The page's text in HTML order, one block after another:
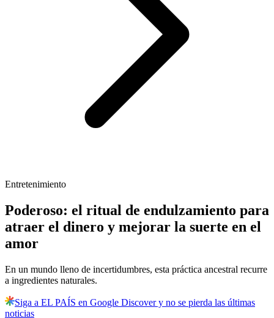
Entretenimiento
Poderoso: el ritual de endulzamiento para
atraer el dinero y mejorar la suerte en el
amor
En un mundo lleno de incertidumbres, esta práctica ancestral recurre
a ingredientes naturales.
Siga a EL PAÍS en Google Discover y no se pierda las últimas
noticias